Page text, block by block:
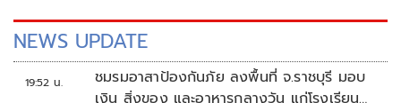
NEWS UPDATE
19:52 น.
ชมรมอาสาป้องกันภัย ลงพื้นที่ จ.ราชบุรี มอบ
เงิน สิ่งของ และอาหารกลางวัน แก่โรงเรียน